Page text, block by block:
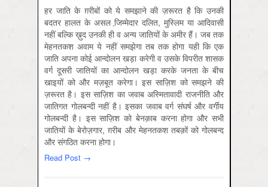
हर जाति के ग़रीबों को ये समझाने की ज़रूरत है कि उनकी
बदतर हालत के असल जि़म्मेदार दलित, मुस्लिम या आदिवासी
नहीं बल्कि ख़ुद उनकी ही व अन्य जातियों के अमीर हैं। जब तक
मेहनतकश अवाम ये नहीं समझेगा तब तक होगा यही कि एक
जाति अपना कोई आन्दोलन खड़ा करेगी व उसके विपरीत शासक
वर्ग दूसरी जातियों का आन्दोलन खड़ा करके जनता के बीच
खाइयों को और मज़बूत करेगा। इस साज़िश को समझने की
ज़रूरत है। इस साज़िश का जवाब अस्मितावादी राजनीति और
जातिगत गोलबन्दी नहीं है। इसका जवाब वर्ग संघर्ष और वर्गीय
गोलबन्दी है। इस साज़िश को बेनक़ाब करना होगा और सभी
जातियों के बेरोज़गार, ग़रीब और मेहनतकश तबक़ों को गोलबन्द
और संगठित करना होगा।
Read Post →